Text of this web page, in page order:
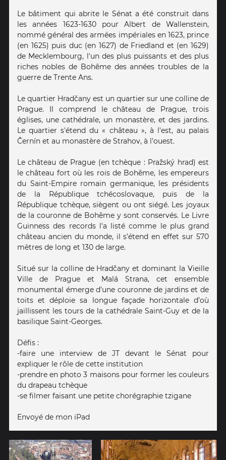
Le bâtiment qui abrite le Sénat a été construit dans
les années 1623-1630 pour Albert de Wallenstein,
nommé général des armées impériales en 1623, prince
(en 1625) puis duc (en 1627) de Friedland et (en 1629)
de Mecklembourg, l'un des plus puissants et des plus
riches nobles de Bohême des années troubles de la
guerre de Trente Ans.
Le quartier Hradčany est un quartier sur une colline de
Prague. Il comprend le château de Prague, trois
églises, une cathédrale, un monastère, et des jardins.
Le quartier s'étend du « château », à l'est, au palais
Černín et au monastère de Strahov, à l'ouest.
Le château de Prague (en tchèque : Pražský hrad) est
le château fort où les rois de Bohême, les empereurs
du Saint-Empire romain germanique, les présidents
de la République tchécoslovaque, puis de la
République tchèque, siègent ou ont siégé. Les joyaux
de la couronne de Bohême y sont conservés. Le Livre
Guinness des records l'a listé comme le plus grand
château ancien du monde, il s’étend en effet sur 570
mètres de long et 130 de large.
Situé sur la colline de Hradčany et dominant la Vieille
Ville de Prague et Malá Strana, cet ensemble
monumental émerge d’une couronne de jardins et de
toits et déploie sa longue façade horizontale d’où
jaillissent les tours de la cathédrale Saint-Guy et de la
basilique Saint-Georges.
Défis :
-faire une interview de JT devant le Sénat pour
expliquer le rôle de cette institution
-prendre en photo 3 maisons pour former les couleurs
du drapeau tchèque
-se filmer faisant une petite chorégraphie tzigane
Envoyé de mon iPad